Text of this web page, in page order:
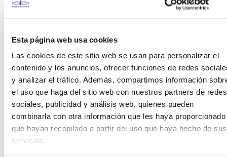
Esta página web usa cookies
Las cookies de este sitio web se usan para personalizar el
contenido y los anuncios, ofrecer funciones de redes
y analizar el tráfico. Además, compartimos información
el uso que haga del sitio web con nuestros partners de redes
sociales, publicidad y análisis web, quienes pueden
combinarla con otra información que les haya proporcionado
que hayan recopilado a partir del uso que haya hecho de sus
servicios.
Características principales